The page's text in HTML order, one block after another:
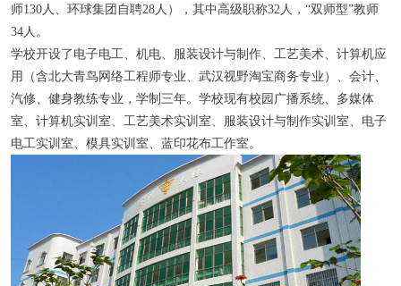
师130人、环球集团自聘28人），其中高级职称32人，“双师型”教师
34人。
学校开设了电子电工、机电、服装设计与制作、工艺美术、计算机应
用（含北大青鸟网络工程师专业、武汉视野淘宝商务专业）、会计、
汽修、健身教练专业，学制三年。学校现有校园广播系统、多媒体
室、计算机实训室、工艺美术实训室、服装设计与制作实训室、电子
电工实训室、模具实训室、蓝印花布工作室。